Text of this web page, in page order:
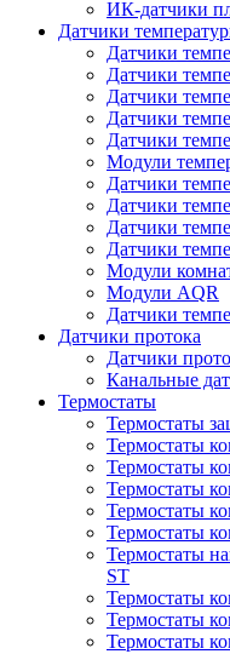
ИК-датчики
Датчики
Датчики
Датчики
Датчики
Датчики
Датчики
Модули
Датчики
Датчики
Датчики
Датчики
Модули
Модули AQR
Датчики
Датчики протока
Датчики
Канальные
Термостаты
Термостаты
Термостаты
Термостаты
Термостаты
Термостаты
Термостаты
Термостаты
ST
Термостаты
Термостаты
Термостаты